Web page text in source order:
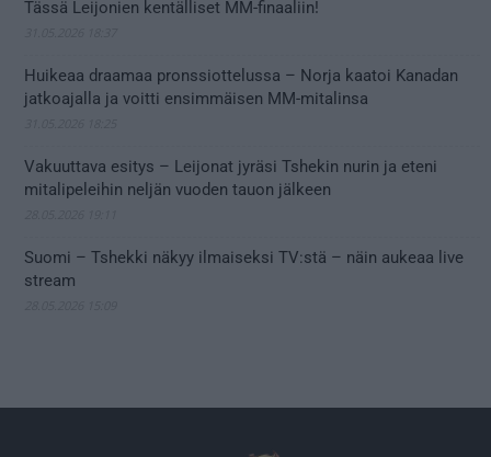
Tässä Leijonien kentälliset MM-finaaliin!
Huikeaa draamaa pronssiottelussa – Norja kaatoi Kanadan
jatkoajalla ja voitti ensimmäisen MM-mitalinsa
Vakuuttava esitys – Leijonat jyräsi Tshekin nurin ja eteni
mitalipeleihin neljän vuoden tauon jälkeen
Suomi – Tshekki näkyy ilmaiseksi TV:stä – näin aukeaa live
stream